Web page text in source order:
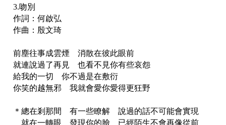
3.吻別
作詞：何啟弘
作曲：殷文琦
前塵往事成雲煙 消散在彼此眼前
就連說過了再見 也看不見你有些哀怨
給我的一切 你不過是在敷衍
你笑的越無邪 我就會愛你愛得更狂野
＊總在剎那間 有一些瞭解 說過的話不可能會實現
就在一轉眼 發現你的臉 已經陌生不會再像從前